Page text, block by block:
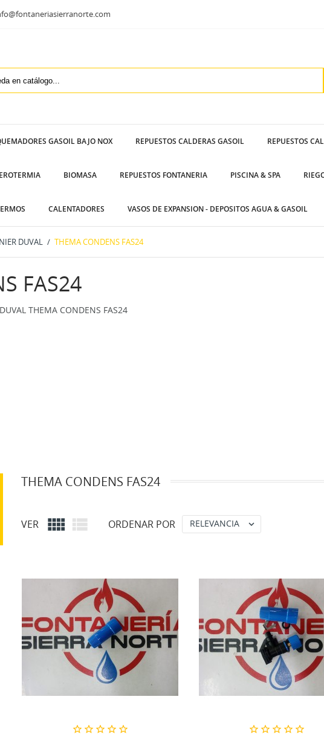
GASOIL BAJO NOX REPUESTOS CALDERAS GASOIL REPUESTOS
BIOMASA REPUESTOS FONTANERIA PISCINA & SPA
CALENTADORES VASOS DE EXPANSION - DEPOSITOS AGUA & GASOIL
DUVAL THEMA CONDENS FAS24
FAS24
THEMA CONDENS FAS24
THEMA CONDENS FAS24
VER   ORDENAR POR RELEVANCIA 